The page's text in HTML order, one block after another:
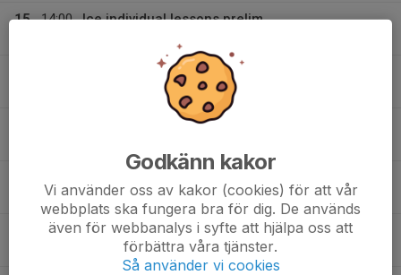
15
14:00
Ice individual lessons prelim
16:30
Ritorps ishall 2
17:00
Ice prelim
Ritorps ishall 1
Godkänn kakor
Vi använder oss av kakor (cookies) för att vår
webbplats ska fungera bra för dig. De används
även för webbanalys i syfte att hjälpa oss att
förbättra våra tjänster.
Så använder vi cookies